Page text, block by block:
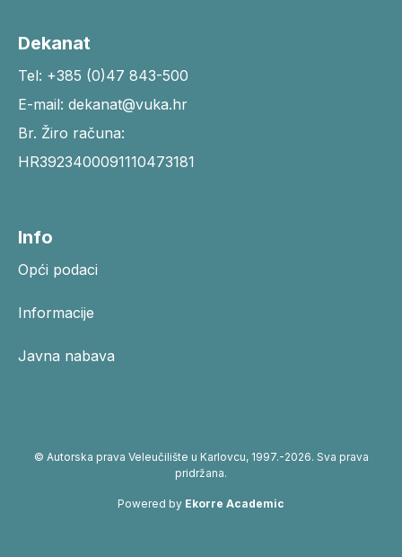
Dekanat
Tel: +385 (0)47 843-500
E-mail: dekanat@vuka.hr
Br. Žiro računa:
HR3923400091110473181
Info
Opći podaci
Informacije
Javna nabava
© Autorska prava Veleučilište u Karlovcu, 1997.-2026. Sva prava
pridržana.
Powered by Ekorre Academic